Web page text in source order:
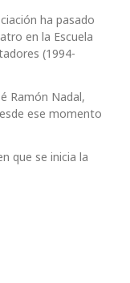
ha pasado
en la Escuela
(1994-
Ramón Nadal,
ese momento
que se inicia la